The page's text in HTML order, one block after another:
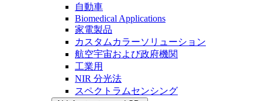
自動車
Biomedical Applications
家電製品
カスタムカラーソリューション
航空宇宙および政府機関
工業用
NIR 分光法
スペクトラムセンシング